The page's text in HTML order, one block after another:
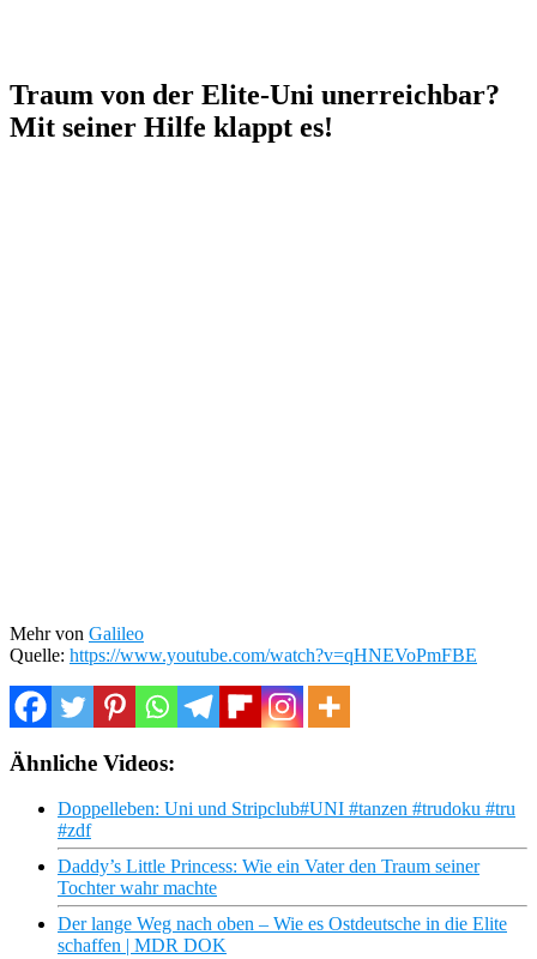
Traum von der Elite-Uni unerreichbar?
Mit seiner Hilfe klappt es!
Mehr von Galileo
Quelle: https://www.youtube.com/watch?v=qHNEVoPmFBE
Ähnliche Videos:
Doppelleben: Uni und Stripclub#UNI #tanzen #trudoku #tru
#zdf
Daddy’s Little Princess: Wie ein Vater den Traum seiner
Tochter wahr machte
Der lange Weg nach oben – Wie es Ostdeutsche in die Elite
schaffen | MDR DOK